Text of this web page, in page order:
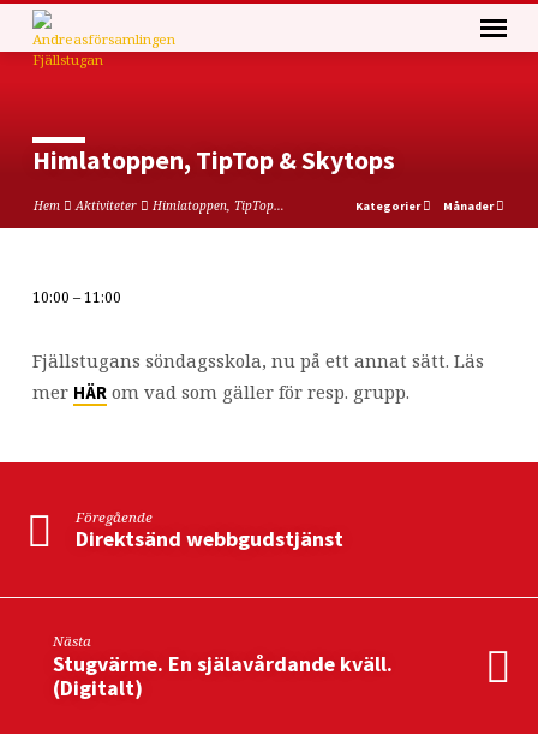
Himlatoppen, TipTop & Skytops
Hem Aktiviteter Himlatoppen, TipTop… Kategorier Månader
TipTop
&
Skytops
10:00 – 11:00
Fjällstugans söndagsskola, nu på ett annat sätt. Läs
mer HÄRom vad som gäller för resp. grupp.
Föregående
Direktsänd webbgudstjänst
Nästa
Stugvärme. En själavårdande kväll.
(Digitalt)